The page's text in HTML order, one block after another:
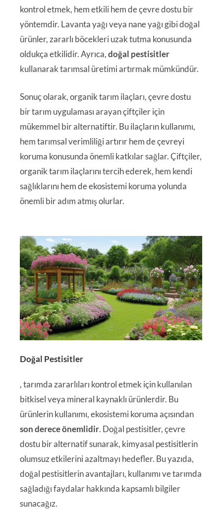
kontrol etmek, hem etkili hem de çevre dostu bir
yöntemdir. Lavanta yağı veya nane yağı gibi doğal
ürünler, zararlı böcekleri uzak tutma konusunda
oldukça etkilidir. Ayrıca,doğal pestisitler
kullanarak tarımsal üretimi artırmak mümkündür.
Sonuç olarak, organik tarım ilaçları, çevre dostu
bir tarım uygulaması arayan çiftçiler için
mükemmel bir alternatiftir. Bu ilaçların kullanımı,
hem tarımsal verimliliği artırır hem de çevreyi
koruma konusunda önemli katkılar sağlar. Çiftçiler,
organik tarım ilaçlarını tercih ederek, hem kendi
sağlıklarını hem de ekosistemi koruma yolunda
önemli bir adım atmış olurlar.
Doğal Pestisitler
, tarımda zararlıları kontrol etmek için kullanılan
bitkisel veya mineral kaynaklı ürünlerdir. Bu
ürünlerin kullanımı, ekosistemi koruma açısından
son derece önemlidir. Doğal pestisitler, çevre
dostu bir alternatif sunarak, kimyasal pestisitlerin
olumsuz etkilerini azaltmayı hedefler. Bu yazıda,
doğal pestisitlerin avantajları, kullanımı ve tarımda
sağladığı faydalar hakkında kapsamlı bilgiler
sunacağız.